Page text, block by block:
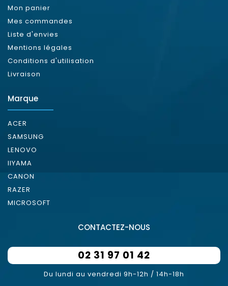
Mon panier
Mes commandes
Liste d'envies
Mentions légales
Conditions d'utilisation
Livraison
Marque
ACER
SAMSUNG
LENOVO
IIYAMA
CANON
RAZER
MICROSOFT
CONTACTEZ-NOUS
02 31 97 01 42
Du lundi au vendredi 9h-12h / 14h-18h